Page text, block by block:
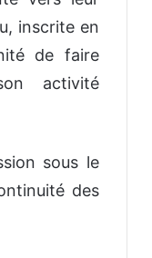
inscrite en
de faire
activité
sous le
des